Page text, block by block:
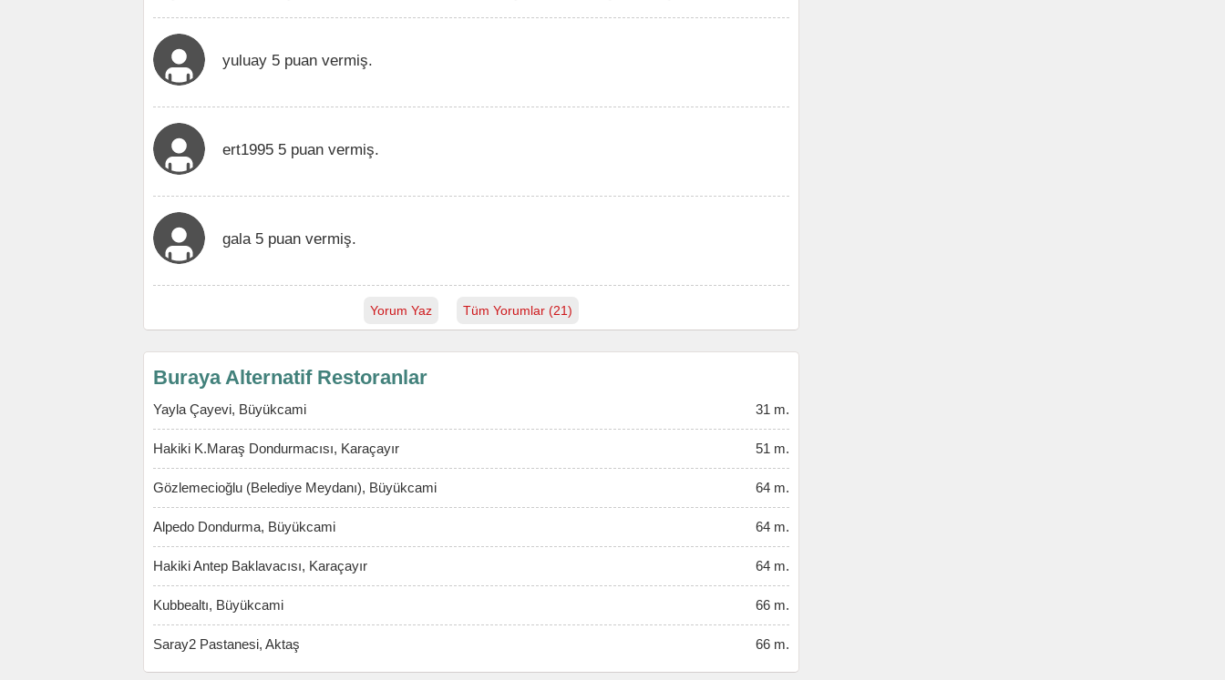
yuluay 5 puan vermiş.
ert1995 5 puan vermiş.
gala 5 puan vermiş.
Yorum Yaz Tüm Yorumlar (21)
Buraya Alternatif Restoranlar
Yayla Çayevi, Büyükcami 31 m.
Hakiki K.Maraş Dondurmacısı, Karaçayır 51 m.
Gözlemecioğlu (Belediye Meydanı), Büyükcami 64 m.
Alpedo Dondurma, Büyükcami 64 m.
Hakiki Antep Baklavacısı, Karaçayır 64 m.
Kubbealtı, Büyükcami 66 m.
Saray2 Pastanesi, Aktaş 66 m.